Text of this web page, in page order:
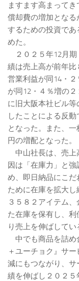
ますます高まって
償却費の増加とな
するための投資で
めた。
２０２５年12月期
績は売上高が前年比
営業利益が同14・
が同12・４％増の
に旧大阪本社ビル
したことによる反
となった。また、
円の増配となった。
中山社長は、売上
因は「在庫力」と
め、即日納品にこ
ために在庫を拡大
３５８２アイテム
た在庫を保有し、
り売上を伸ばしてい
中でも商品を詰め
＋ユーチョク』サ
減にもつながり、
績を伸ばし２０２